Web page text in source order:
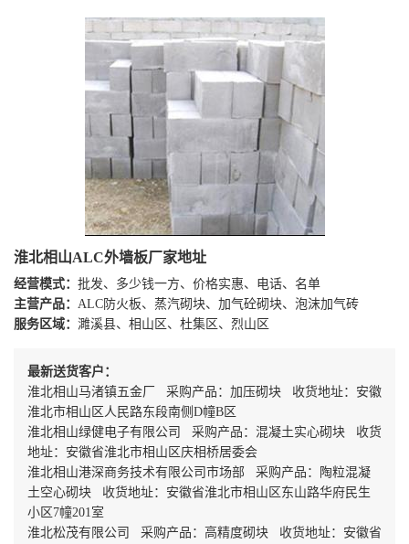
淮北相山ALC外墙板厂家地址
经营模式： 批发、多少钱一方、价格实惠、电话、名单
主营产品： ALC防火板、蒸汽砌块、加气砼砌块、泡沫加气砖
服务区域： 濉溪县、相山区、杜集区、烈山区
最新送货客户：
淮北相山马渚镇五金厂 采购产品：加压砌块 收货地址：安徽
淮北市相山区人民路东段南侧D幢B区
淮北相山绿健电子有限公司 采购产品：混凝土实心砌块 收货
地址：安徽省淮北市相山区庆相桥居委会
淮北相山港深商务技术有限公司市场部 采购产品：陶粒混凝
土空心砌块 收货地址：安徽省淮北市相山区东山路华府民生
小区7幢201室
淮北松茂有限公司 采购产品：高精度砌块 收货地址：安徽省